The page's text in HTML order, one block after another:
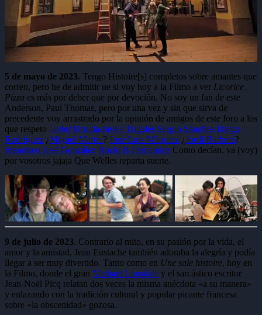
5 de mayo de 2023. Tengo Histoire[s] completos sobre amantes que
corren, pero he de admitir ue si voy hoy a la Filmo a ver Licorice
Pizza es más por deber que por devoción. No soy un fan de este
Anderson, Paul Thomas, pero por una vez y sin que sirva de
precedente voy arrastrado por la opinión de amigos de este foro a los
que respeto Javier Urrutia Javier Trigales Sergio Sánchez Diego
Rodríguez ¿Miguel Martín? José Luis Márquez ¿Jordi Barberà?
Francisco José González Rocio B Fernandez Como decían, va (voy)
por vosotros jajaja Que Welles reparta suerte.
9 de julio de 2023. Contrario al mito, en su pasión por la vida, el
amor y la amistad, Jean Eustache también adoraba la alegría y podía
llegar a ser muy divertido. Tanto como en Une sale histoire, hoy en
la Filmo, donde el gran Michael Lonsdale y el sarcástico escritor
Jean-Noël Picq relatan dos veces la misma anécdota «a su manera»
y enlazando con la tradición cultural y popular picante francesa
sobre «la obscenidad» gozosa.